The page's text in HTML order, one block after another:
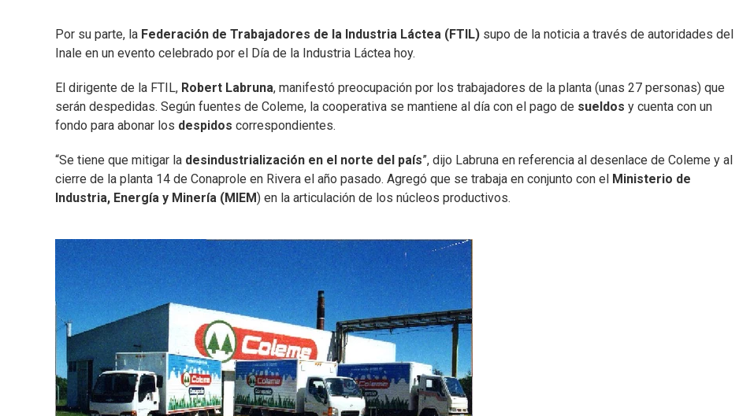
Por su parte, la Federación de Trabajadores de la Industria Láctea (FTIL) supo de la noticia a través de autoridades del
Inale en un evento celebrado por el Día de la Industria Láctea hoy.
El dirigente de la FTIL, Robert Labruna, manifestó preocupación por los trabajadores de la planta (unas 27 personas) que
serán despedidas. Según fuentes de Coleme, la cooperativa se mantiene al día con el pago de sueldos y cuenta con un
fondo para abonar los despidos correspondientes.
“Se tiene que mitigar la desindustrialización en el norte del país”, dijo Labruna en referencia al desenlace de Coleme y al
cierre de la planta 14 de Conaprole en Rivera el año pasado. Agregó que se trabaja en conjunto con el Ministerio de
Industria, Energía y Minería (MIEM) en la articulación de los núcleos productivos.